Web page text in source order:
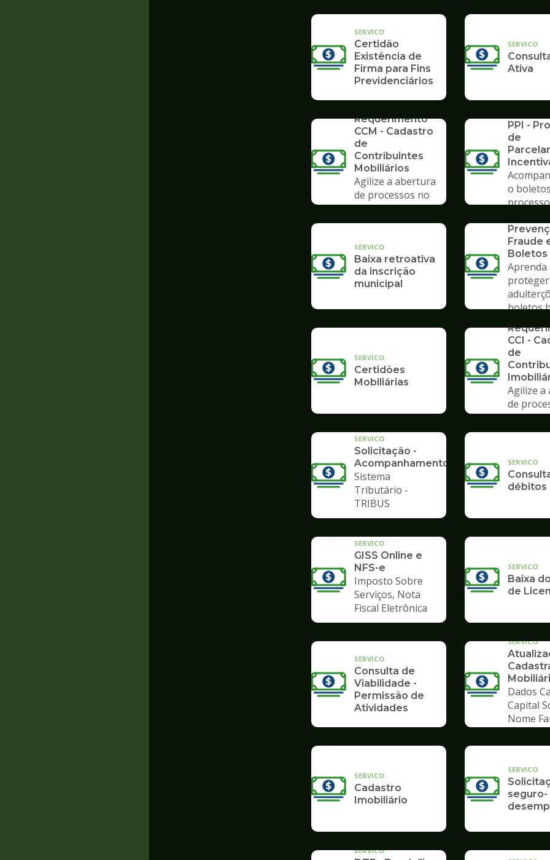
SERVICO
Certidão
Existência de
Firma para Fins
Previdenciários
SERVICO
Ativa
Requerimento
CCM - Cadastro
de
Contribuintes
Mobiliários
Agilize a abertura
de processos no
Poupatempo
PPI -
de
o
SERVICO
Baixa retroativa
da inscrição
municipal
Fraude
Boletos
Aprenda
boletos
SERVICO
Certidões
Mobiliárias
CCI -
de
Agilize
de
SERVICO
Solicitação -
Acompanhamento
Sistema
Tributário -
TRIBUS
SERVICO
débitos
SERVICO
GISS Online e
NFS-e
Imposto Sobre
Serviços, Nota
Fiscal Eletrônica
SERVICO
Baixa
de
SERVICO
Consulta de
Viabilidade -
Permissão de
Atividades
SERVICO
Dados
Capital
Nome
SERVICO
Cadastro
Imobiliário
SERVICO
seguro-
SERVICO